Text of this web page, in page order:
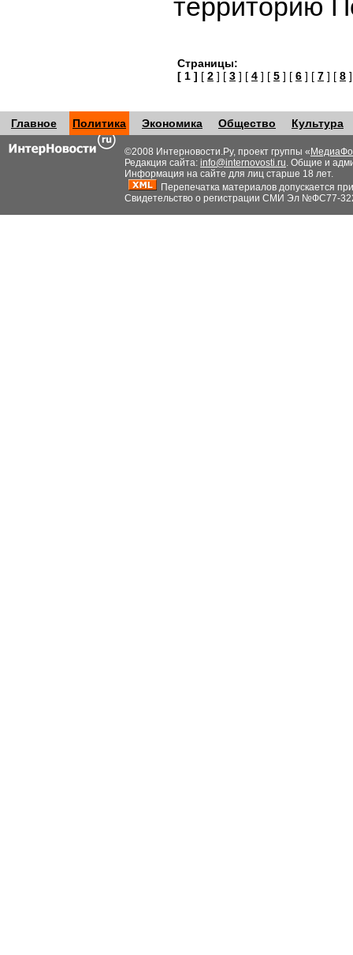
территорию
Страницы:
[ 1 ] [ 2 ] [ 3 ] [ 4 ] [ 5 ] [ 6 ] [ 7 ] [ 8
Главное Политика Экономика Общество Культура
©2008 Интерновости.Ру, проект группы «
Редакция сайта: info@internovosti.ru. Общие и
Информация на сайте для лиц старше 18 лет.
Перепечатка материалов допускается
Свидетельство о регистрации СМИ Эл №ФС77-